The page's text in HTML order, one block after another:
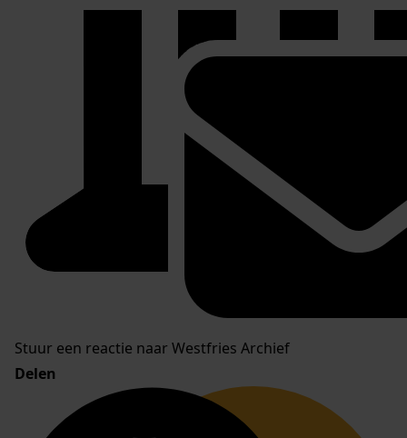
Stuur een reactie naar Westfries Archief
Delen